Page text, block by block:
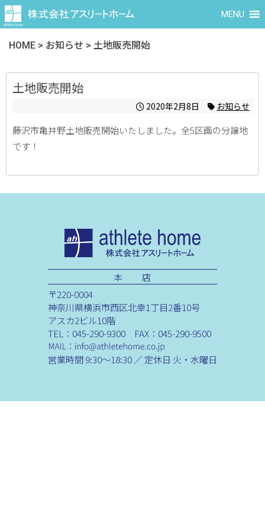
MENU
HOME > お知らせ > 土地販売開始
土地販売開始
2020年2月8日 お知らせ
藤沢市亀井野土地販売開始いたしました。全5区画の分譲地
です！
本 店
〒220-0004
神奈川県横浜市西区北幸1丁目2番10号
アスカ2ビル10階
TEL：045-290-9300 FAX：045-290-9500
営業時間 9:30～18:30 ／ 定休日 火・水曜日